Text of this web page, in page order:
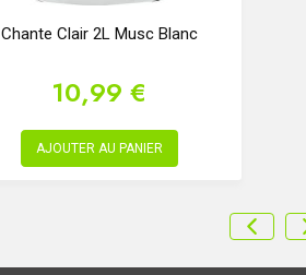
Chante Clair 2L Musc Blanc
10,99 €
AJOUTER AU PANIER